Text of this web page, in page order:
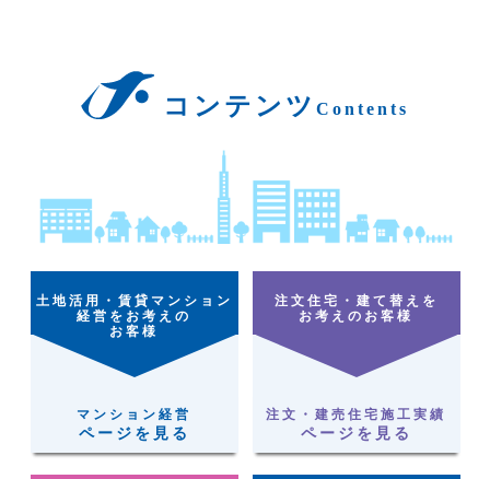
コンテンツContents
土地活用・賃貸マンション
経営をお考えの
お客様
マンション経営
ページを見る
注文住宅・建て替えを
お考えのお客様
注文・建売住宅施工実績
ページを見る